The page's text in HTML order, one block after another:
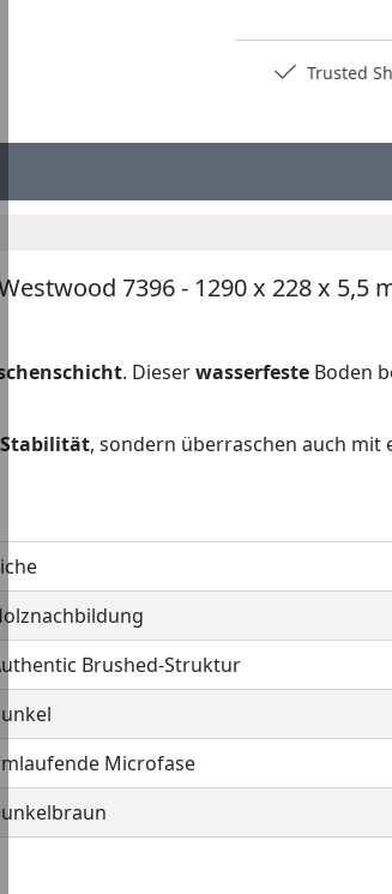
Trusted
7396 - 1290 x 228 x 5,5
. Dieserwasserfeste Boden
, sondern überraschen auch mit
Brushed-Struktur
Microfase